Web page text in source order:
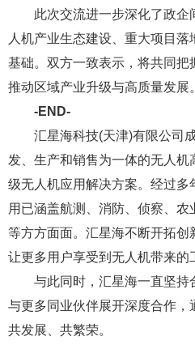
此次交流进一步深化了政
人机产业生态建设、重大项目
基础。双方一致表示，将共同
推动区域产业升级与高质量发展。
-END-
汇星海科技(天津)有限公司
发、生产和销售为一体的无人
级无人机应用解决方案。经过多
用已涵盖航测、消防、侦察、
等方方面面。汇星海不断开拓创
让更多用户享受到无人机带来的
与此同时，汇星海一直坚持
与更多同业伙伴展开深度合作，
共发展、共繁荣。